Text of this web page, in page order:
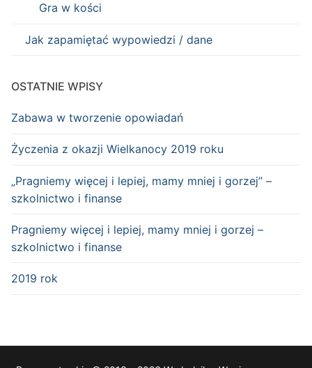
Gra w kości
Jak zapamiętać wypowiedzi / dane
OSTATNIE WPISY
Zabawa w tworzenie opowiadań
Życzenia z okazji Wielkanocy 2019 roku
„Pragniemy więcej i lepiej, mamy mniej i gorzej” –
szkolnictwo i finanse
Pragniemy więcej i lepiej, mamy mniej i gorzej –
szkolnictwo i finanse
2019 rok